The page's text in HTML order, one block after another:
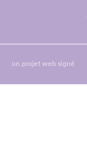
un projet web signé